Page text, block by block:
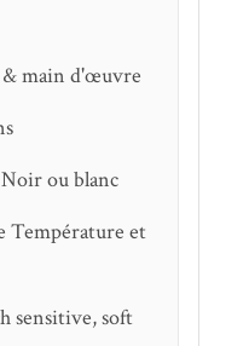
& main d'œuvre
ou blanc
Température et
sensitive, soft